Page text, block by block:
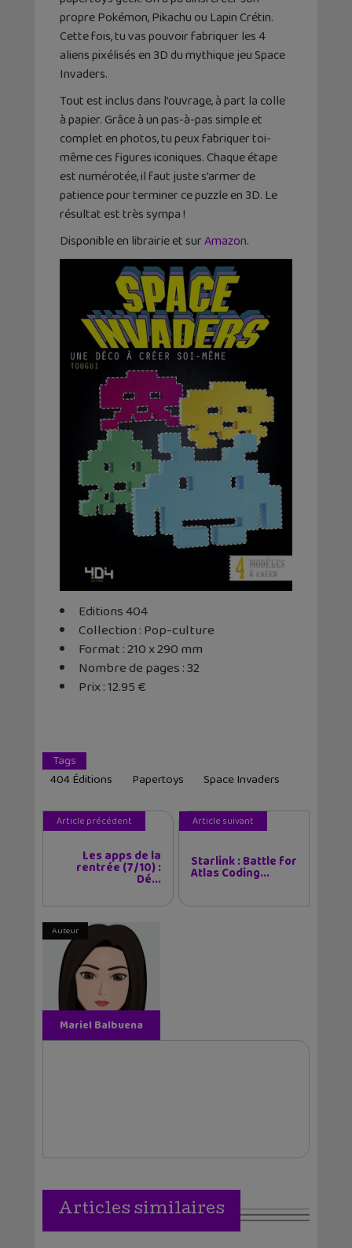
propre Pokémon, Pikachu ou Lapin Crétin.
Cette fois, tu vas pouvoir fabriquer les 4
aliens pixélisés en 3D du mythique jeu Space
Invaders.
Tout est inclus dans l’ouvrage, à part la colle
à papier. Grâce à un pas-à-pas simple et
complet en photos, tu peux fabriquer toi-
même ces figures iconiques. Chaque étape
est numérotée, il faut juste s’armer de
patience pour terminer ce puzzle en 3D. Le
résultat est très sympa !
Disponible en librairie et surAmazon.
Editions 404
Collection : Pop-culture
Format : 210 x 290 mm
Nombre de pages : 32
Prix : 12.95 €
Tags
404 Éditions
Papertoys Space Invaders
Article précédent
Les apps de la
rentrée (7/10) :
Dé...
Article suivant
Starlink : Battle for
Atlas Coding...
Auteur
Mariel Balbuena
Articles similaires